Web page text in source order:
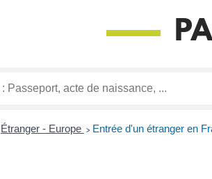
Étranger - Europe > Entrée d'un étranger en